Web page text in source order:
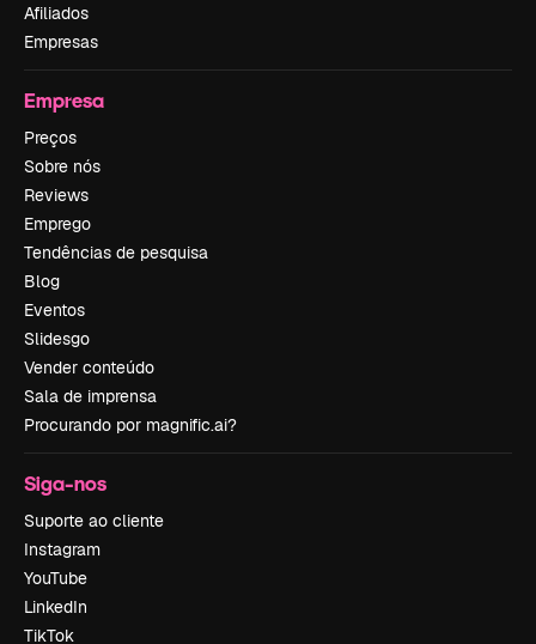
Afiliados
Empresas
Empresa
Preços
Sobre nós
Reviews
Emprego
Tendências de pesquisa
Blog
Eventos
Slidesgo
Vender conteúdo
Sala de imprensa
Procurando por magnific.ai?
Siga-nos
Suporte ao cliente
Instagram
YouTube
LinkedIn
TikTok